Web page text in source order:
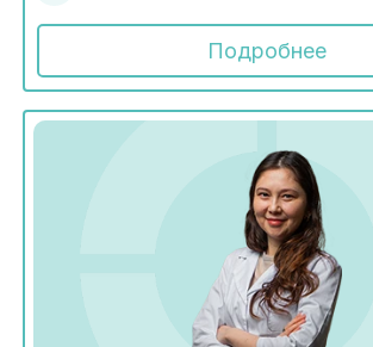
Подробнее